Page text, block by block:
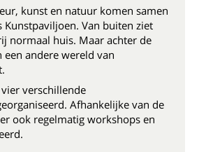
kunst en natuur komen samen
Van buiten ziet
normaal huis. Maar achter de
andere wereld van
verschillende
Afhankelijke van de
ook regelmatig workshops en